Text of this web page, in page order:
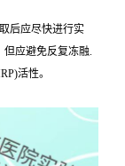
后应尽快进行实
但应避免反复冻融.
活性。